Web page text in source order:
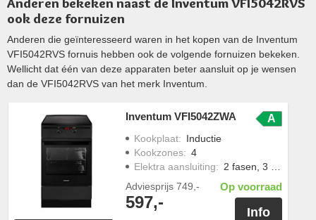
ook deze fornuizen
Anderen die geïnteresseerd waren in het kopen van de Inventum
VFI5042RVS fornuis hebben ook de volgende fornuizen bekeken.
Wellicht dat één van deze apparaten beter aansluit op je wensen
dan de VFI5042RVS van het merk Inventum.
Inventum VFI5042ZWA A
Kookplaat: Inductie
Kookzones: 4
Elektra aansluiting: 2 fasen, 3 fasen
Adviesprijs 749,-
597,-
Op voorraad
Info